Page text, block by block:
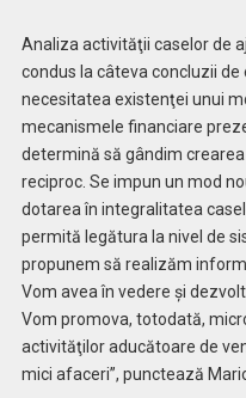
Analiza activităţii caselor de
condus la câteva concluzii
necesitatea existenţei unui
mecanismele financiare
determină să gândim
reciproc. Se impun un mod
dotarea în integralitatea
permită legătura la nivel de
propunem să realizăm
Vom avea în vedere şi
Vom promova, totodată,
activităţilor aducătoare de
mici afaceri”, punctează